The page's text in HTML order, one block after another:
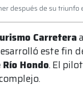
después de su triunfo
Carretera
este fin
Hondo. El